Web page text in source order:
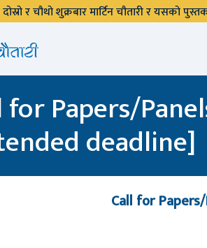
र चौथो शुक्रबार मार्टिन चौतारी र यसको
for Papers/
deadline]
Call for